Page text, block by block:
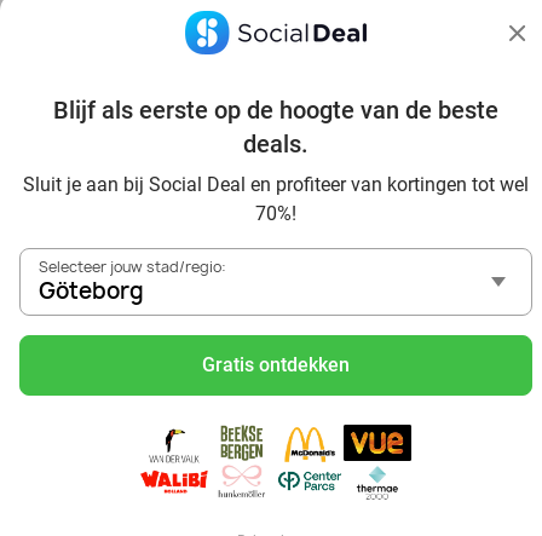
Blijf als eerste op de hoogte van de beste
deals.
Sluit je aan bij Social Deal en profiteer van kortingen tot wel
70%!
Selecteer jouw stad/regio:
Göteborg
Gratis ontdekken
heerlijke vegetarische gerechten. Denk aan een klassieke
tortilla de patatas, Spaanse kazen en olijven.
tapasrestaurant in de buurt?
Zoek via de website of app van Social Deal naar tapas in
Göteborg. Claim jouw deal en reserveer direct een tafel met
Ontdek alle topdeals in jouw omgeving